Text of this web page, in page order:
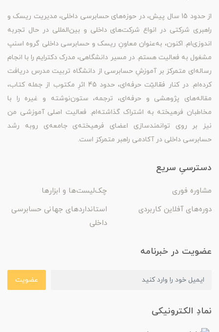
از حدود 15 سال پیش، در حوزه‌های حسابرسی داخلی، مدیریت ریسک و
راهبری شرکتی در انواع شرکت‌های داخلی و بین‌المللی در حال تجربه
اندوزی‌ام. اکنون، به‌عنوان معاونِ ریسک و حسابرسی داخلی گروه اسنپ
مشغول به فعالیت هستم. در مسیر دانشگاهی، مدرک دکترایم را با انجام
رساله‌ای متمرکز بر آموزشِ حسابرسی از دانشگاه تربیت مدرس دریافت
کرده‌ام. در کنار فعّالیّت حرفه‌ای، حدود 45 اثرِ مکتوب از جمله کتاب،
مقاله‌های پژوهشی و حرفه‌ای، ترجمه، ستون‌نوشته و غیره را با
مخاطبان فرهیخته به اشتراک گذاشته‌ام. فعالیت اصلی آموزشی من
نیز بر روی توانمندسازی اعضای فرهیخته‌ی جامعه‌ی روبه رشد
حسابرسی داخلی در آکادمی راهبر متمرکز است.
دسترسیِ سریع
مشاوره فوری
چک‌لیست‌ها و ابزارها
دوره‌های آفلاین کاربردی
استانداردهای جهانی حسابرسی
داخلی
عضویت در خبرنامه
عضویت
نمادِ الکترونیکی